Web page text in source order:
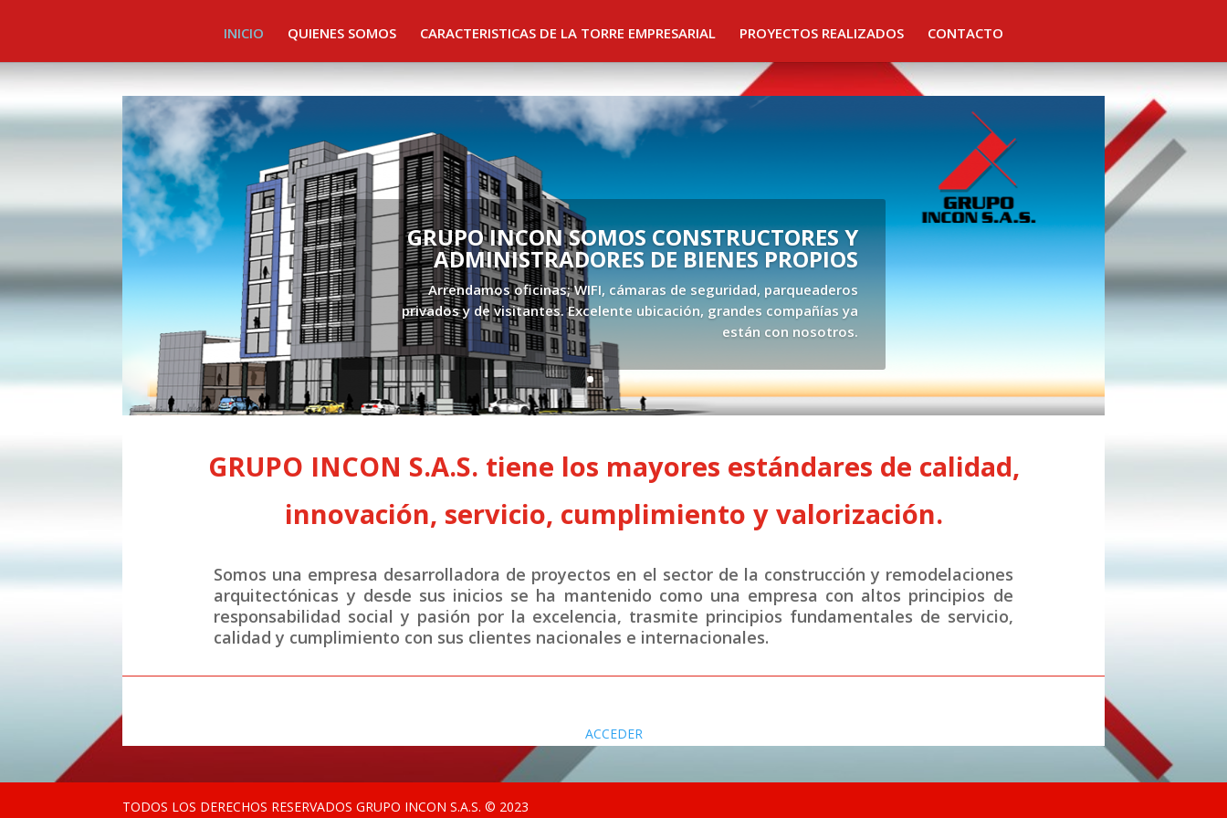
INICIO QUIENES SOMOS CARACTERISTICAS DE LA TORRE EMPRESARIAL PROYECTOS REALIZADOS CONTACTO
GRUPO INCON SOMOS CONSTRUCTORES Y
ADMINISTRADORES DE BIENES PROPIOS
Arrendamos oficinas; WIFI, cámaras de seguridad, parqueaderos
privados y de visitantes. Excelente ubicación, grandes compañías ya
están con nosotros.
GRUPO INCON S.A.S. tiene los mayores estándares de calidad,
innovación, servicio, cumplimiento y valorización.
Somos una empresa desarrolladora de proyectos en el sector de la construcción y remodelaciones
arquitectónicas y desde sus inicios se ha mantenido como una empresa con altos principios de
responsabilidad social y pasión por la excelencia, trasmite principios fundamentales de servicio,
calidad y cumplimiento con sus clientes nacionales e internacionales.
ACCEDER
TODOS LOS DERECHOS RESERVADOS GRUPO INCON S.A.S. © 2023